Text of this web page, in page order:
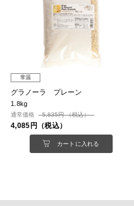
常温
グラノーラ プレーン
1.8kg
通常価格 5,835円 （税込）
4,085円（税込）
カートに入れる